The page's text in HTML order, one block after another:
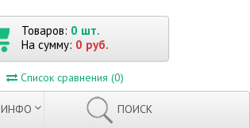
Товаров: 0 шт.
На сумму: 0 руб.
Список сравнения (0)
ИНФО ПОИСК